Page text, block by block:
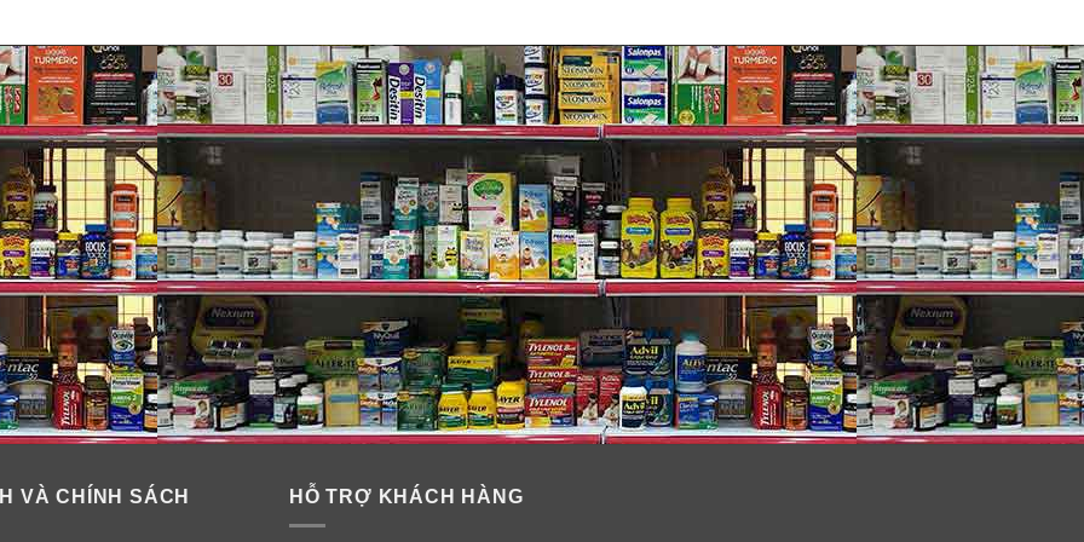
bé hay nôn trớ 0-12 tháng Similac 360 Total Care Sensitive
trước khi sử dụng.
VÀ CHÍNH SÁCH HỖ TRỢ KHÁCH HÀNG